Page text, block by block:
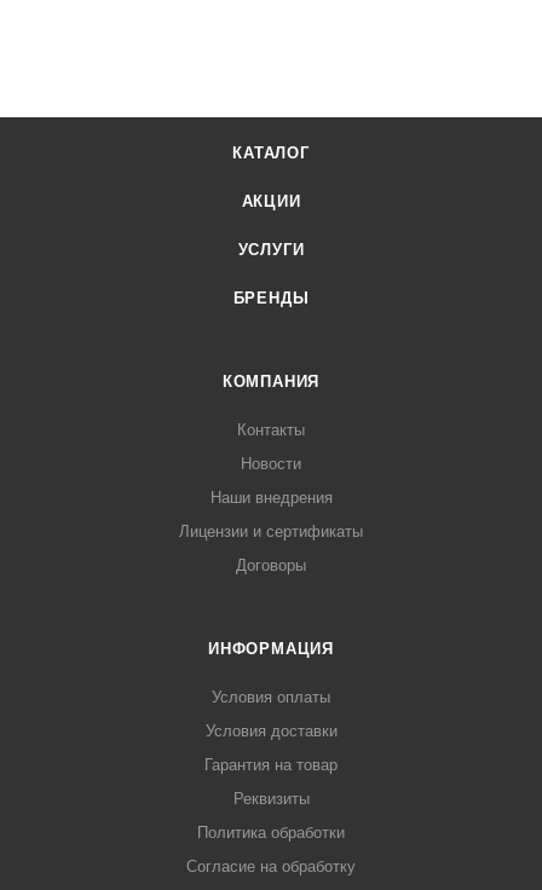
КАТАЛОГ
АКЦИИ
УСЛУГИ
БРЕНДЫ
КОМПАНИЯ
Контакты
Новости
Наши внедрения
Лицензии и сертификаты
Договоры
ИНФОРМАЦИЯ
Условия оплаты
Условия доставки
Гарантия на товар
Реквизиты
Политика обработки
Согласие на обработку